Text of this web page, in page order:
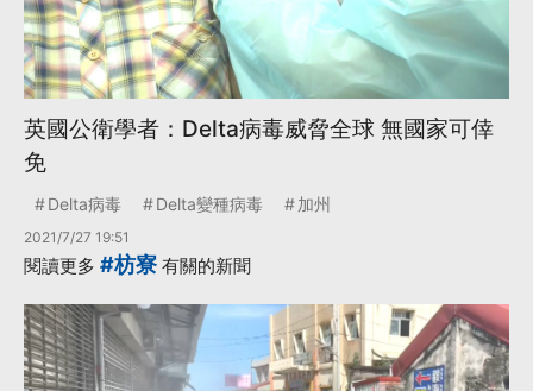
英國公衛學者：Delta病毒威脅全球 無國家可倖
免
Delta病毒 Delta變種病毒 加州
2021/7/27 19:51
閱讀更多 #枋寮 有關的新聞